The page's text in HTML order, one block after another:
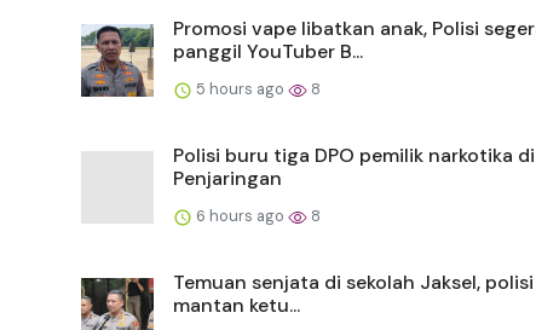
Promosi vape libatkan anak, Polisi
panggil YouTuber B...
5 hours ago 8
Polisi buru tiga DPO pemilik narkotika di
Penjaringan
6 hours ago 8
Temuan senjata di sekolah Jaksel,
mantan ketu...